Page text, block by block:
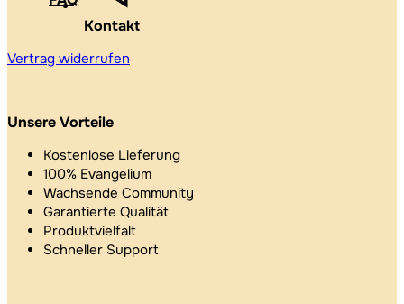
Kontakt
Vertrag widerrufen
Unsere Vorteile
Kostenlose Lieferung
100% Evangelium
Wachsende Community
Garantierte Qualität
Produktvielfalt
Schneller Support